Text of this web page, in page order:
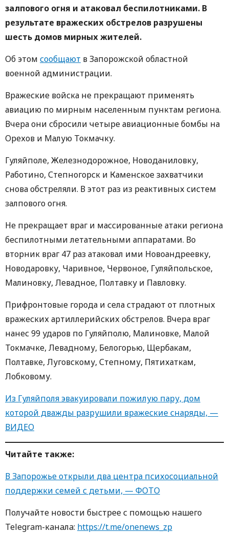
залпового огня и атаковал беспилотниками. В
результате вражеских обстрелов разрушены
шесть домов мирных жителей.
Об этом сообщают в Запорожской областной
военной администрации.
Вражеские войска не прекращают применять
авиацию по мирным населенным пунктам региона.
Вчера они сбросили четыре авиационные бомбы на
Орехов и Малую Токмачку.
Гуляйполе, Железнодорожное, Новоданиловку,
Работино, Степногорск и Каменское захватчики
снова обстреляли. В этот раз из реактивных систем
залпового огня.
Не прекращает враг и массированные атаки региона
беспилотными летательными аппаратами. Во
вторник враг 47 раз атаковал ими Новоандреевку,
Новодаровку, Чаривное, Червоное, Гуляйпольское,
Малиновку, Левадное, Полтавку и Павловку.
Прифронтовые города и села страдают от плотных
вражеских артиллерийских обстрелов. Вчера враг
нанес 99 ударов по Гуляйполю, Малиновке, Малой
Токмачке, Левадному, Белогорью, Щербакам,
Полтавке, Луговскому, Степному, Пятихаткам,
Лобковому.
Из Гуляйполя эвакуировали пожилую пару, дом
которой дважды разрушили вражеские снаряды, —
ВИДЕО
Читайте также:
В Запорожье открыли два центра психосоциальной
поддержки семей с детьми, — ФОТО
Получайте новости быстрее с пoмoщью нaшегo
Telegram-кaнaлa: https://t.me/onenews_zp